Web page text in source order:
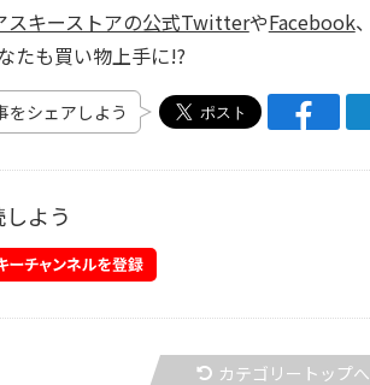
スキーストアの公式TwitterやFacebook
たも買い物上手に!?
をシェアしよう
よう
カテゴリートップへ